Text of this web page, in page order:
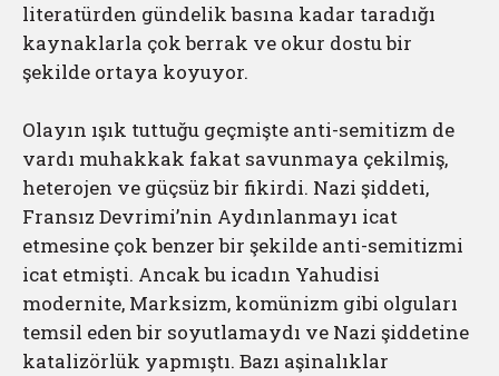
literatürden gündelik basına kadar taradığı
kaynaklarla çok berrak ve okur dostu bir
şekilde ortaya koyuyor.
Olayın ışık tuttuğu geçmişte anti-semitizm de
vardı muhakkak fakat savunmaya çekilmiş,
heterojen ve güçsüz bir fikirdi. Nazi şiddeti,
Fransız Devrimi’nin Aydınlanmayı icat
etmesine çok benzer bir şekilde anti-semitizmi
icat etmişti. Ancak bu icadın Yahudisi
modernite, Marksizm, komünizm gibi olguları
temsil eden bir soyutlamaydı ve Nazi şiddetine
katalizörlük yapmıştı. Bazı aşinalıklar